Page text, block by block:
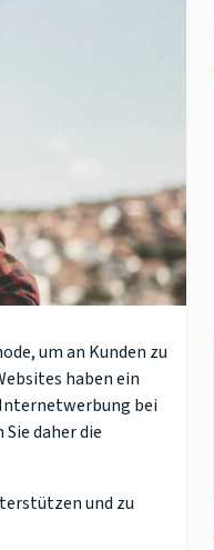
um an Kunden zu
haben ein
bei
daher die
und zu